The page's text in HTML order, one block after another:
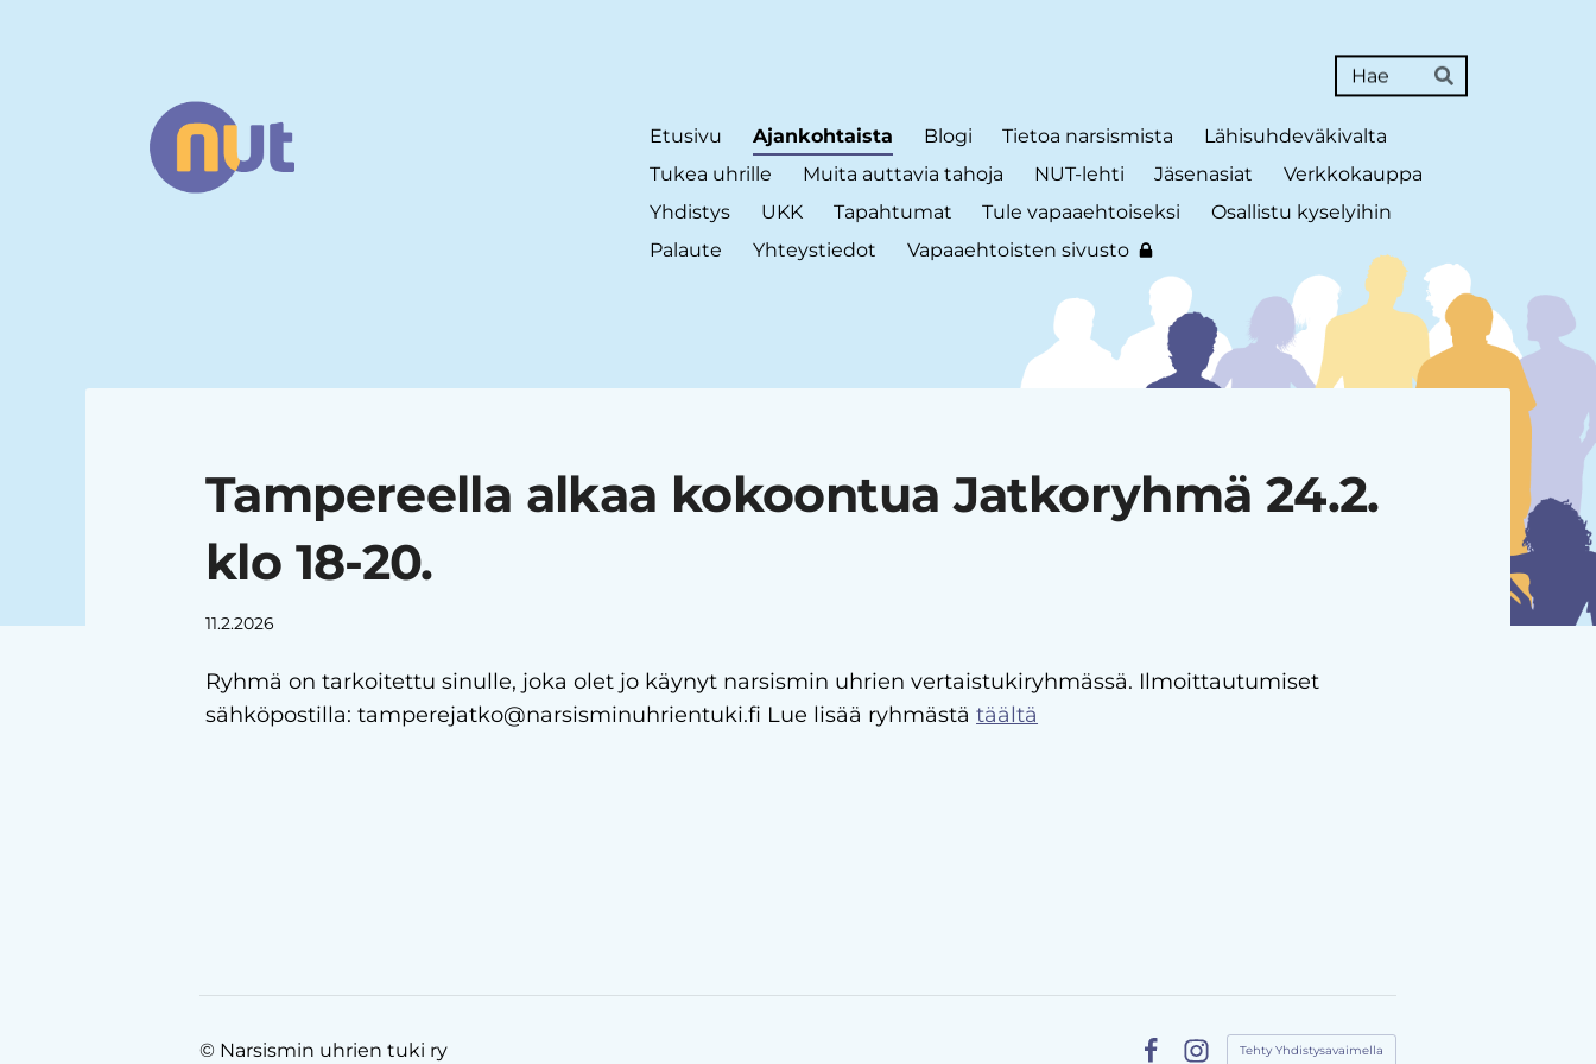
Hae
Narsismin uhrien tuki ry
Etusivu Ajankohtaista Blogi Tietoa narsismista
Lähisuhdeväkivalta
Tukea uhrille
Muita auttavia tahoja NUT-lehti Jäsenasiat
Verkkokauppa
Yhdistys
UKK Tapahtumat Tule vapaaehtoiseksi
Osallistu kyselyihin
Palaute
Yhteystiedot Vapaaehtoisten sivusto
Tampereella alkaa kokoontua Jatkoryhmä 24.2.
klo 18-20.
11.2.2026
Ryhmä on tarkoitettu sinulle, joka olet jo käynyt narsismin uhrien vertaistukiryhmässä. Ilmoittautumiset
sähköpostilla: tamperejatko@narsisminuhrientuki.fi Lue lisää ryhmästätäältä
© Narsismin uhrien tuki ry
Tehty Yhdistysavaimella